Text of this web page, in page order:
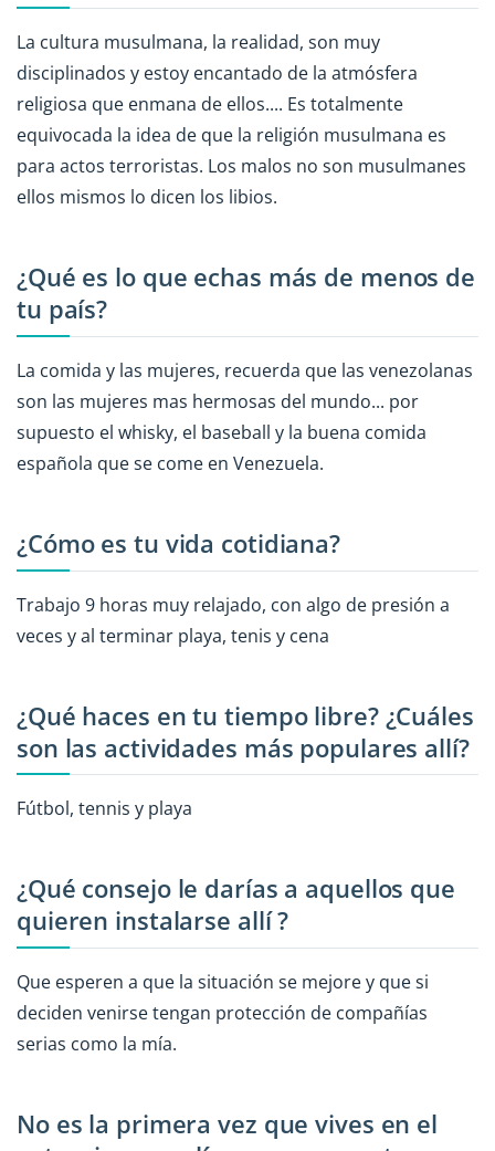
La cultura musulmana, la realidad, son muy
disciplinados y estoy encantado de la atmósfera
religiosa que enmana de ellos.... Es totalmente
equivocada la idea de que la religión musulmana es
para actos terroristas. Los malos no son musulmanes
ellos mismos lo dicen los libios.
¿Qué es lo que echas más de menos de
tu país?
La comida y las mujeres, recuerda que las venezolanas
son las mujeres mas hermosas del mundo... por
supuesto el whisky, el baseball y la buena comida
española que se come en Venezuela.
¿Cómo es tu vida cotidiana?
Trabajo 9 horas muy relajado, con algo de presión a
veces y al terminar playa, tenis y cena
¿Qué haces en tu tiempo libre? ¿Cuáles
son las actividades más populares allí?
Fútbol, tennis y playa
¿Qué consejo le darías a aquellos que
quieren instalarse allí ?
Que esperen a que la situación se mejore y que si
deciden venirse tengan protección de compañías
serias como la mía.
No es la primera vez que vives en el